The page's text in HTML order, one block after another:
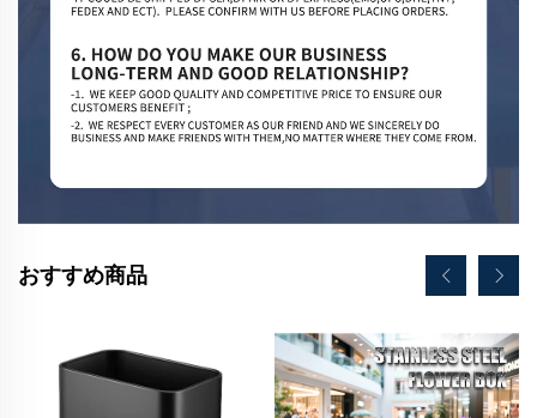
おすすめ商品